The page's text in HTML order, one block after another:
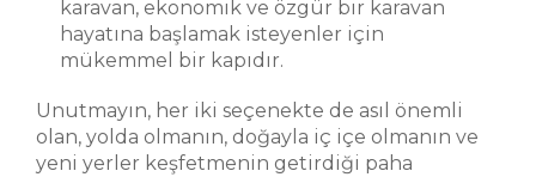
karavan, ekonomik ve özgür bir karavan
hayatına başlamak isteyenler için
mükemmel bir kapıdır.
Unutmayın, her iki seçenekte de asıl önemli
olan, yolda olmanın, doğayla iç içe olmanın ve
yeni yerler keşfetmenin getirdiği paha